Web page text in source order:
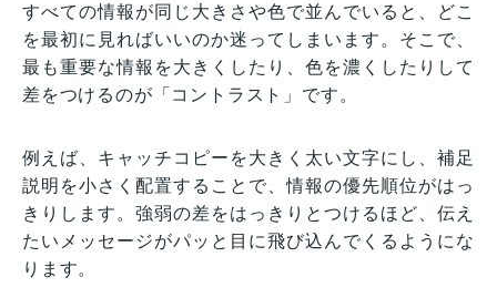
すべての情報が同じ大きさや色で並んでいると、どこ
を最初に見ればいいのか迷ってしまいます。そこで、
最も重要な情報を大きくしたり、色を濃くしたりして
差をつけるのが「コントラスト」です。
例えば、キャッチコピーを大きく太い文字にし、補足
説明を小さく配置することで、情報の優先順位がはっ
きりします。強弱の差をはっきりとつけるほど、伝え
たいメッセージがパッと目に飛び込んでくるようにな
ります。